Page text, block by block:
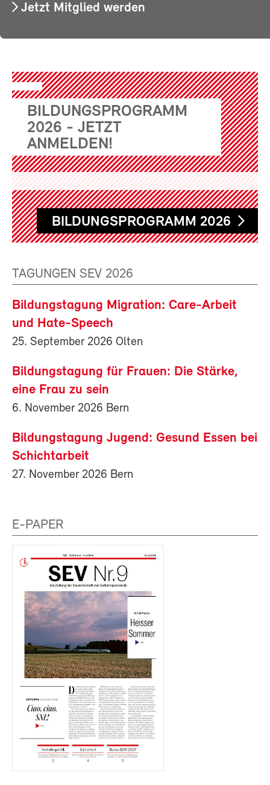
Jetzt Mitglied werden
BILDUNGSPROGRAMM
2026 - JETZT
ANMELDEN!
BILDUNGSPROGRAMM 2026
TAGUNGEN SEV 2026
Bildungstagung Migration: Care-Arbeit
und Hate-Speech
25. September 2026 Olten
Bildungstagung für Frauen: Die Stärke,
eine Frau zu sein
6. November 2026 Bern
Bildungstagung Jugend: Gesund Essen bei
Schichtarbeit
27. November 2026 Bern
E-PAPER